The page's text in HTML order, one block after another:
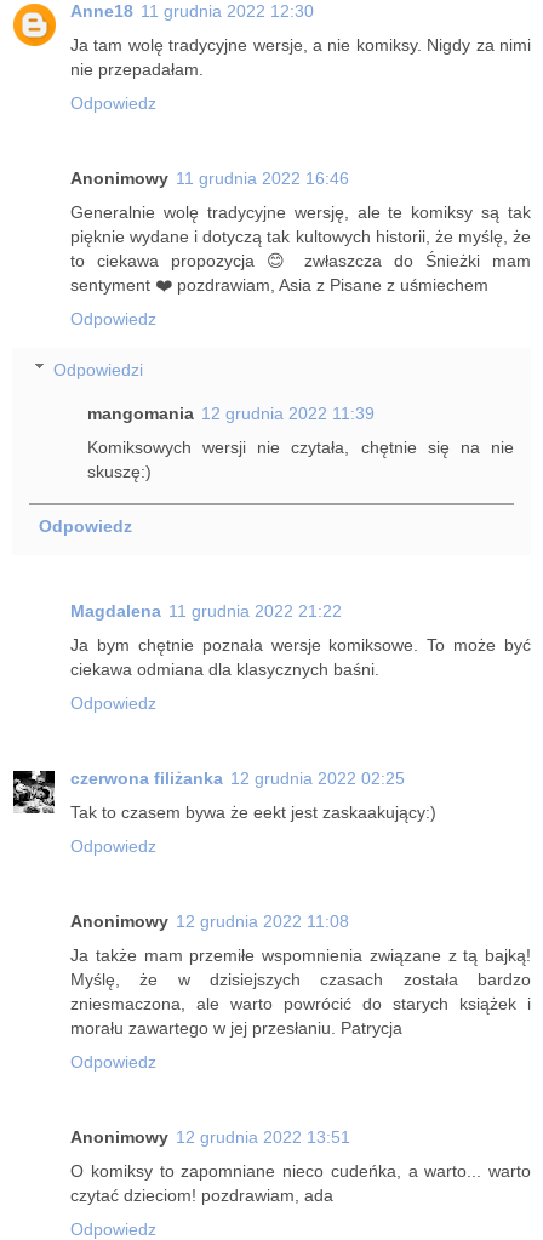
Anne18 11 grudnia 2022 12:30
Ja tam wolę tradycyjne wersje, a nie komiksy. Nigdy za nimi
nie przepadałam.
Odpowiedz
Anonimowy 11 grudnia 2022 16:46
Generalnie wolę tradycyjne wersję, ale te komiksy są tak
pięknie wydane i dotyczą tak kultowych historii, że myślę, że
to ciekawa propozycja 😊 zwłaszcza do Śnieżki mam
sentyment ❤️ pozdrawiam, Asia z Pisane z uśmiechem
Odpowiedz
Odpowiedzi
mangomania 12 grudnia 2022 11:39
Komiksowych wersji nie czytała, chętnie się na nie
skuszę:)
Odpowiedz
Magdalena 11 grudnia 2022 21:22
Ja bym chętnie poznała wersje komiksowe. To może być
ciekawa odmiana dla klasycznych baśni.
Odpowiedz
czerwona filiżanka 12 grudnia 2022 02:25
Tak to czasem bywa że eekt jest zaskaakujący:)
Odpowiedz
Anonimowy 12 grudnia 2022 11:08
Ja także mam przemiłe wspomnienia związane z tą bajką!
Myślę, że w dzisiejszych czasach została bardzo
zniesmaczona, ale warto powrócić do starych książek i
morału zawartego w jej przesłaniu. Patrycja
Odpowiedz
Anonimowy 12 grudnia 2022 13:51
O komiksy to zapomniane nieco cudeńka, a warto... warto
czytać dzieciom! pozdrawiam, ada
Odpowiedz